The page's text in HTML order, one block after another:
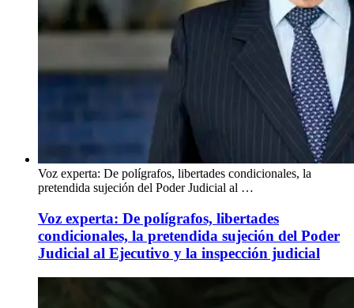
Voz experta: De polígrafos, libertades condicionales, la
pretendida sujeción del Poder Judicial al …
Voz experta: De polígrafos, libertades
condicionales, la pretendida sujeción del Poder
Judicial al Ejecutivo y la inspección judicial